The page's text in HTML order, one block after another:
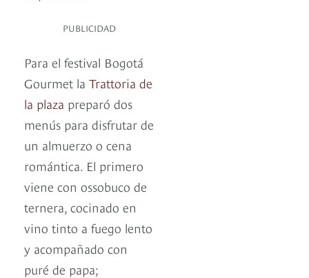
PUBLICIDAD
Para el festival Bogotá
Gourmet la Trattoria de
la plaza preparó dos
menús para disfrutar de
un almuerzo o cena
romántica. El primero
viene con ossobuco de
ternera, cocinado en
vino tinto a fuego lento
y acompañado con
puré de papa;